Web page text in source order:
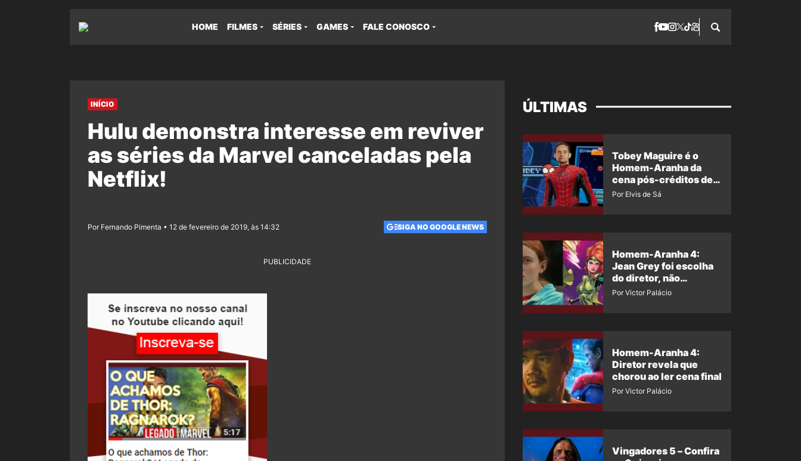
HOME FILMES SÉRIES GAMES FALE CONOSCO
INÍCIO
Hulu demonstra interesse em reviver
as séries da Marvel canceladas pela
Netflix!
Por Fernando Pimenta • 12 de fevereiro de 2019, às 14:32 SIGA NO GOOGLE NEWS
PUBLICIDADE
ÚLTIMAS
Tobey Maguire é o
Homem-Aranha da
cena pós-créditos de
Um Novo Dia?
Por Elvis de Sá
Homem-Aranha 4:
Jean Grey foi escolha
do diretor, não
imposição da Marvel
Por Victor Palácio
Homem-Aranha 4:
Diretor revela que
chorou ao ler cena final
Por Victor Palácio
Vingadores 5 – Confira